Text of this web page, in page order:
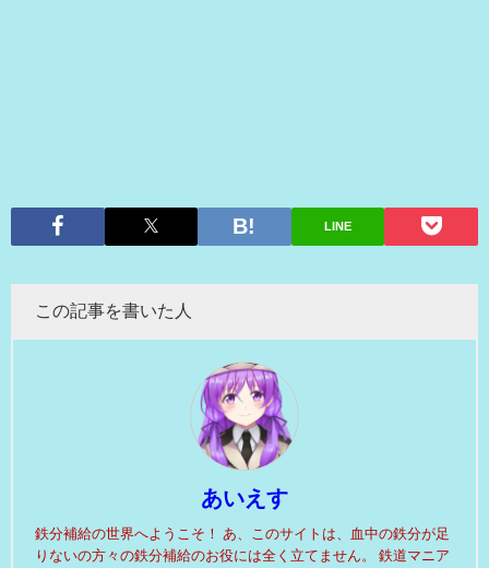
LINE
この記事を書いた人
あいえす
鉄分補給の世界へようこそ！ あ、このサイトは、血中の鉄分が足
りないの方々の鉄分補給のお役には全く立てません。 鉄道マニア